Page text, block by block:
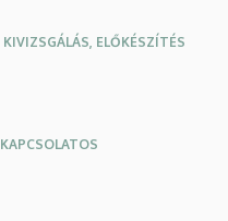
ELŐKÉSZÍTÉS